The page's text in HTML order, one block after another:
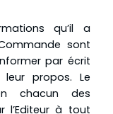
qu’il a
sont
par écrit
propos. Le
chacun des
l’Editeur à tout